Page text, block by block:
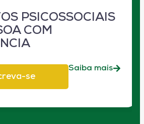
PSICOSSOCIAIS
COM
se
Saiba mais